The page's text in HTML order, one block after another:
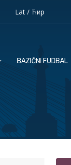
Lat/ Ћир
BAZIČNI FUDBAL